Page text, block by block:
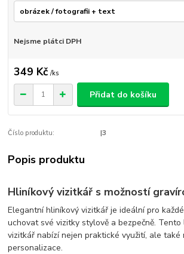
Nejsme plátci DPH
349 Kč /ks
Přidat do košíku
Číslo produktu: |3
Popis produktu
Hliníkový vizitkář s možností
Elegantní hliníkový vizitkář je ideální pro
uchovat své vizitky stylově a bezpečně.
vizitkář nabízí nejen praktické využití, ale také
personalizace.